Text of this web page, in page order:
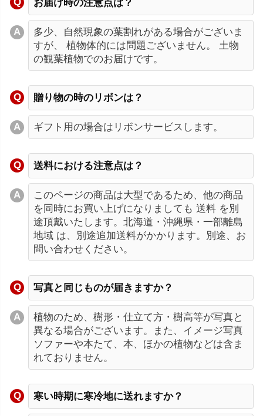
お届け時の注意点は？
多少、自然現象の葉割れがある場合がございま
すが、 植物体的には問題ございません。 土物
の観葉植物でのお届けです。
贈り物の時のリボンは？
ギフト用の場合はリボンサービスします。
送料における注意点は？
このページの商品は大型であるため、他の商品
を同時にお買い上げになりましても 送料 を別
途頂戴いたします。北海道・沖縄県・一部離島
地域 は、別途追加送料がかかります。別途、お
問い合わせください。
写真と同じものが届きますか？
植物のため、樹形・仕立て方・樹高等が写真と
異なる場合がございます。また、イメージ写真
ソファーや本たて、本、ほかの植物などは含ま
れておりません。
寒い時期に寒冷地に送れますか？